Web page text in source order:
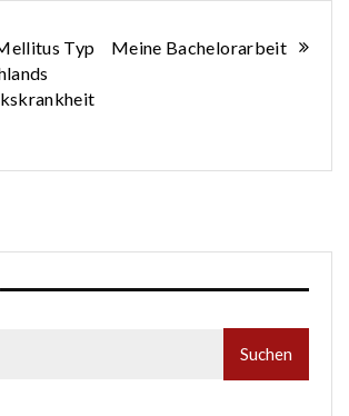
Typ
Meine Bachelorarbeit